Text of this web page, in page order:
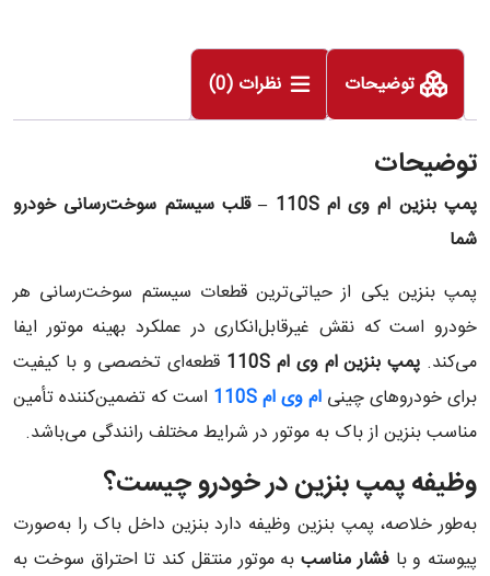
توضیحات نظرات (0)
توضیحات
پمپ بنزین ام وی ام 110S – قلب سیستم سوخت‌رسانی خودرو
شما
پمپ بنزین یکی از حیاتی‌ترین قطعات سیستم سوخت‌رسانی هر
خودرو است که نقش غیرقابل‌انکاری در عملکرد بهینه موتور ایفا
می‌کند. پمپ بنزین ام وی ام 110S
قطعه‌ای تخصصی و با کیفیت
برای خودروهای چینی ام وی ام 110S
است که تضمین‌کننده تأمین
مناسب بنزین از باک به موتور در شرایط مختلف رانندگی می‌باشد.
وظیفه پمپ بنزین در خودرو چیست؟
به‌طور خلاصه، پمپ بنزین وظیفه دارد بنزین داخل باک را به‌صورت
پیوسته و بافشار مناسب به موتور منتقل کند تا احتراق سوخت به